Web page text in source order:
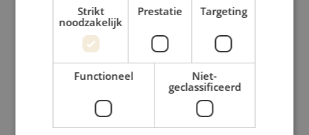
Strikt
noodzakelijk
Prestatie Targeting
Functioneel
Niet-
geclassificeerd